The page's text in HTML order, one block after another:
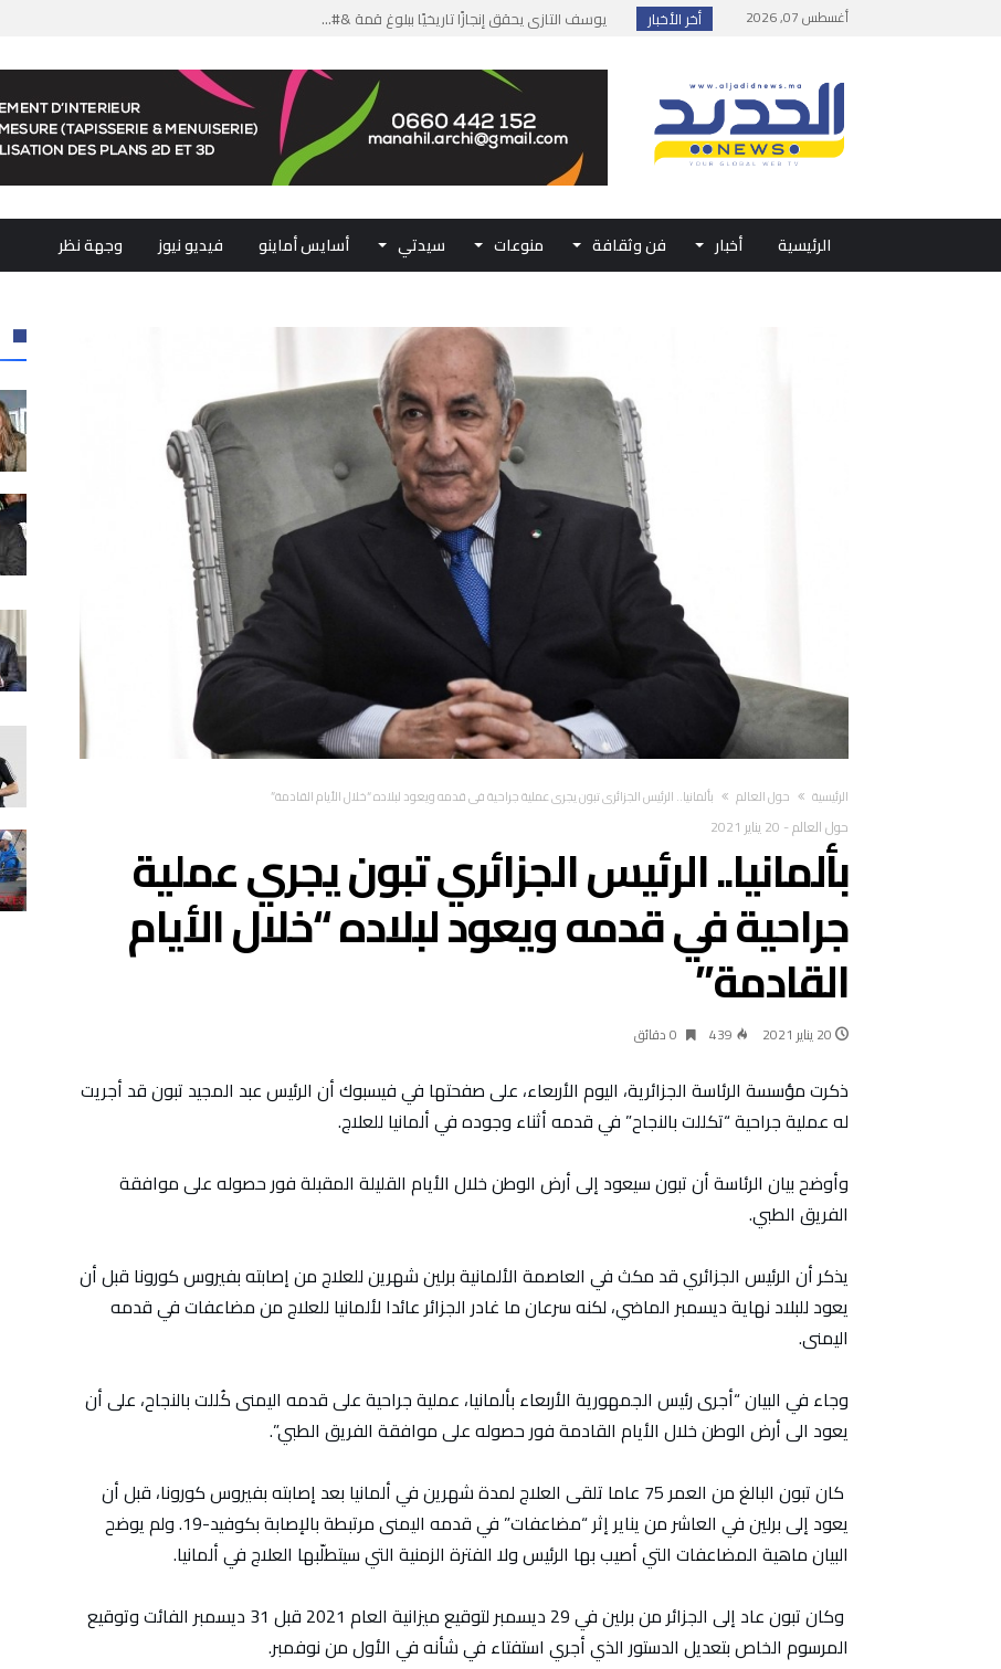
أغسطس 07, 2026 أخر الأخبار
إطلاق حصة إضافية من الدعم الاستثنائي لمهنيي ال...
بلاغ من الديوان الملكي...
حفل الولاء بتطوان.. ممثلو جهات المملكة يجددون ...
الرئيسية أخبار فن وثقافة منوعات سيدتي أسايس أماينو فيديو نيوز وجهة نظر
‫الرئيسية‬ حول العالم بألمانيا.. الرئيس الجزائري تبون يجري عملية جراحية في قدمه ويعود لبلاده “خلال الأيام القادمة”
حول العالم- 20 يناير 2021
بألمانيا.. الرئيس الجزائري تبون يجري عملية
جراحية في قدمه ويعود لبلاده “خلال الأيام
القادمة”
20 يناير 2021 439 0 ‫دقائق‬
ذكرت مؤسسة الرئاسة الجزائرية، اليوم الأربعاء، على صفحتها في فيسبوك أن الرئيس عبد المجيد تبون قد أجريت
له عملية جراحية “تكللت بالنجاح” في قدمه أثناء وجوده في ألمانيا للعلاج.
وأوضح بيان الرئاسة أن تبون سيعود إلى أرض الوطن خلال الأيام القليلة المقبلة فور حصوله على موافقة
الفريق الطبي.
يذكر أن الرئيس الجزائري قد مكث في العاصمة الألمانية برلين شهرين للعلاج من إصابته بفيروس كورونا قبل أن
يعود للبلاد نهاية ديسمبر الماضي، لكنه سرعان ما غادر الجزائر عائدا لألمانيا للعلاج من مضاعفات في قدمه
اليمنى.
وجاء في البيان “أجرى رئيس الجمهورية الأربعاء بألمانيا، عملية جراحية على قدمه اليمنى كُللت بالنجاح، على أن
يعود الى أرض الوطن خلال الأيام القادمة فور حصوله على موافقة الفريق الطبي”.
كان تبون البالغ من العمر 75 عاما تلقى العلاج لمدة شهرين في ألمانيا بعد إصابته بفيروس كورونا، قبل أن
يعود إلى برلين في العاشر من يناير إثر “مضاعفات” في قدمه اليمنى مرتبطة بالإصابة بكوفيد-19. ولم يوضح
البيان ماهية المضاعفات التي أصيب بها الرئيس ولا الفترة الزمنية التي سيتطلّبها العلاج في ألمانيا.
وكان تبون عاد إلى الجزائر من برلين في 29 ديسمبر لتوقيع ميزانية العام 2021 قبل 31 ديسمبر الفائت وتوقيع
المرسوم الخاص بتعديل الدستور الذي أجري استفتاء في شأنه في الأول من نوفمبر.